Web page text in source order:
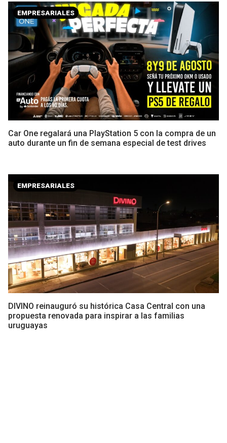
EMPRESARIALES
Car One regalará una PlayStation 5 con la compra de un
auto durante un fin de semana especial de test drives
EMPRESARIALES
DIVINO reinauguró su histórica Casa Central con una
propuesta renovada para inspirar a las familias
uruguayas